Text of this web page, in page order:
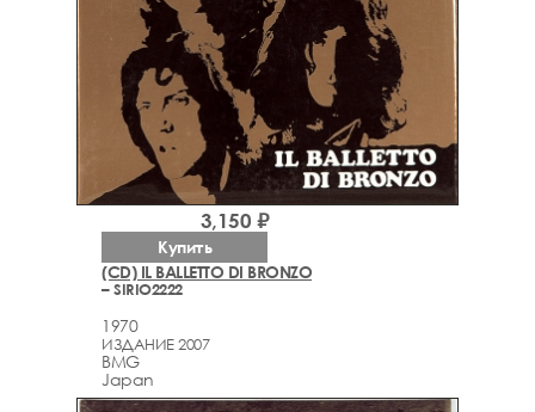
(CD) IL BALLETTO DI BRONZO
– SIRIO2222
1970
ИЗДАНИЕ 2007
BMG
Japan
3,150 ₽
Купить